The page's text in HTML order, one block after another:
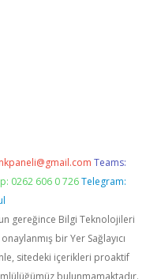
Teams:
0262 606 0 726 Telegram:
gereğince Bilgi Teknolojileri
bir Yer Sağlayıcı
sitedeki içerikleri proaktif
bulunmamaktadır.